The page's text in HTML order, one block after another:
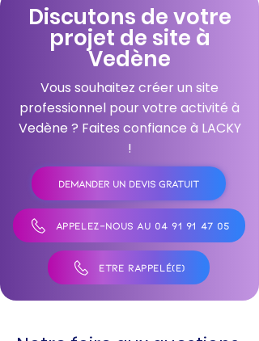
Discutons de votre
projet de site à
Vedène
Vous souhaitez créer un site
professionnel pour votre activité à
Vedène ? Faites confiance à LACKY
!
DEMANDER UN DEVIS GRATUIT
APPELEZ-NOUS AU 04 91 91 47 05
ÊTRE RAPPELÉ(E)